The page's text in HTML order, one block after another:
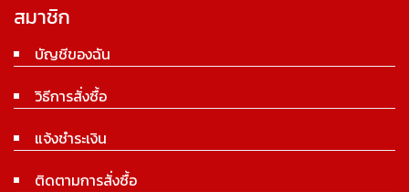
สมาชิก
บัญชีของฉัน
วิธีการสั่งซื้อ
แจ้งชำระเงิน
ติดตามการสั่งซื้อ